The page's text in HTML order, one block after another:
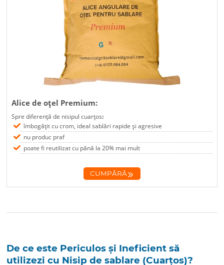
Alice de oțel Premium:
Spre diferență de nisipul cuarțos:
îmbogățit cu crom, ideal sablări rapide și agresive
nu produc praf
poate fi reutilizat cu până la 20% mai mult
CUMPĂRĂ
De ce este Periculos și Ineficient să
utilizezi cu Nisip de sablare (Cuarțos)?